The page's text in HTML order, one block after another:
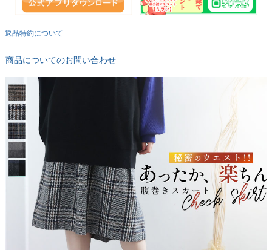
返品特約について
商品についてのお問い合わせ